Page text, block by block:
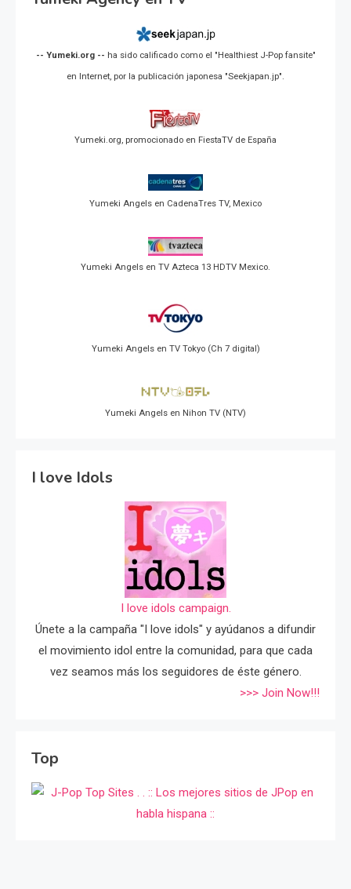
-- Yumeki.org -- ha sido calificado como el "Healthiest J-Pop fansite"
en Internet, por la publicación japonesa "Seekjapan.jp".
Yumeki.org, promocionado en FiestaTV de España
Yumeki Angels en CadenaTres TV, Mexico
Yumeki Angels en TV Azteca 13 HDTV Mexico.
Yumeki Angels en TV Tokyo (Ch 7 digital)
Yumeki Angels en Nihon TV (NTV)
I love Idols
I love idols campaign.
Únete a la campaña "I love idols" y ayúdanos a difundir
el movimiento idol entre la comunidad, para que cada
vez seamos más los seguidores de éste género.
>>> Join Now!!!
Top